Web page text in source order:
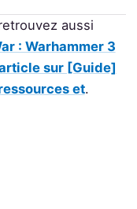
aussi
: Warhammer 3
sur [Guide]
et.